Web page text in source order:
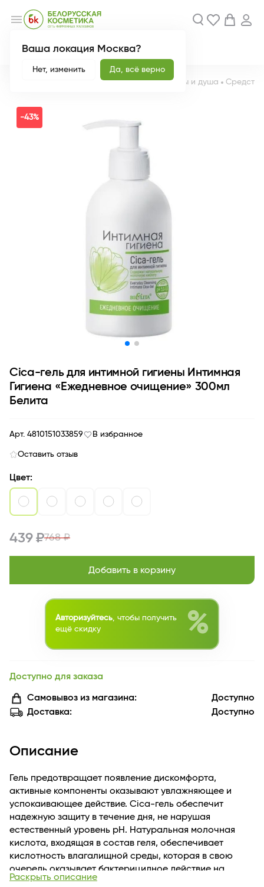
Ваша локация Москва?
Нет, изменить Да, всё верно
menu
Новинки Акции
Уход за телом Для ванны и душа
-43%
Cica-гель для интимной гигиены Интимная
Гигиена «Ежедневное очищение» 300мл
Белита
Арт. 4810151033859 В избранное
Оставить отзыв
Цвет:
439 ₽768 ₽
Добавить в корзину
Авторизуйтесь, чтобы получить
ещё скидку
%
Доступно для заказа
Самовывоз из магазина:
Доступно
Доставка:
Доступно
Описание
Гель предотвращает появление дискомфорта,
активные компоненты оказывают увлажняющее и
успокаивающее действие. Сica-гель обеспечит
надежную защиту в течение дня, не нарушая
естественный уровень pH. Натуральная молочная
кислота, входящая в состав геля, обеспечивает
кислотность влагалищной среды, которая в свою
очередь оказывает бактерицидное действие на
патогенную флору. Подходит для ежедневного ухода и
Раскрыть описание